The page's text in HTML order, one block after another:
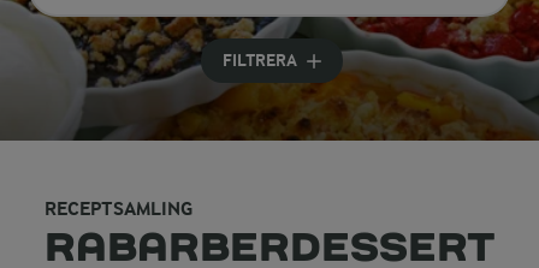
Skriv in sökord för att få förslag
FILTRERA
RECEPTSAMLING
RABARBERDESSERT